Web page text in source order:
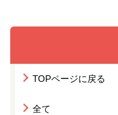
TOPページに戻る
全て